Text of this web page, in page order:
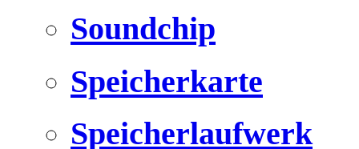
Soundchip
Speicherkarte
Speicherlaufwerk